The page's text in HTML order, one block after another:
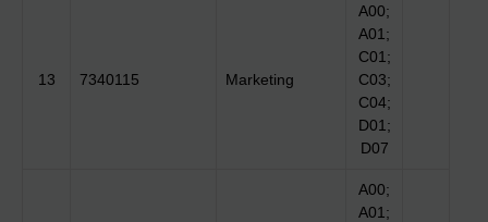
13 7340115 Marketing
A00;
A01;
C01;
C03;
C04;
D01;
D07
A00;
A01;